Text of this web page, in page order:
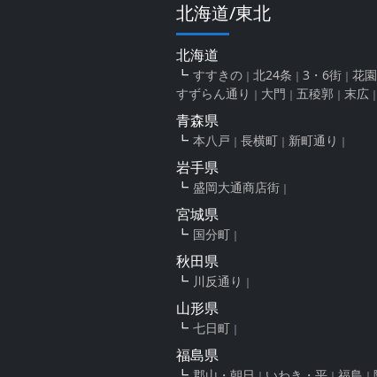
北海道/東北
北海道
すすきの 北24条 3・6街
花園
すずらん通り
大門 五稜郭 末広
青森県
本八戸 長横町 新町通り
岩手県
盛岡大通商店街
宮城県
国分町
秋田県
川反通り
山形県
七日町
福島県